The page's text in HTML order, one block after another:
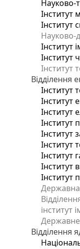
Науково-
Інститут
Інститут
Науково-
Інститут
Інститут
Відділення
Інститут
Інститут
Інститут
Інститут
Інститут
Інститут
Інститут
Інститут
Інститут
Державна
інститут
Державне
Відділення